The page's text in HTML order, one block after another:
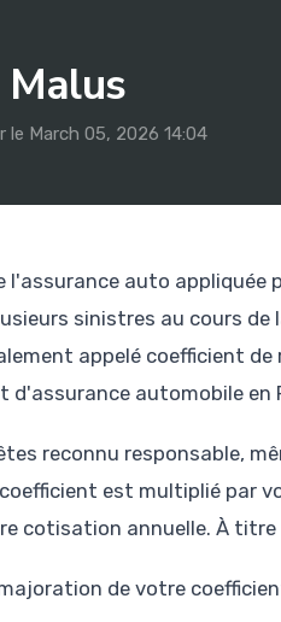
Malus
le March 05, 2026 14:04
auto appliquée
sinistres au cours de
appelé coefficient
automobile en
reconnu responsable,
est multiplié par
cotisation annuelle. À titre
de votre